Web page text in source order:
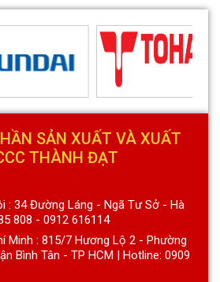
SẢN XUẤT VÀ XUẤT
THÀNH ĐẠT
: 34 Đường Láng - Ngã Tư Sở - Hà
808 - 0912 616114
Minh : 815/7 Hương Lộ 2 - Phường
Bình Tân - TP HCM | Hotline: 0909